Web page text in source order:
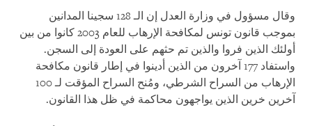
وقال مسؤول في وزارة العدل إن الـ 128 سجينا المدانين
بموجب قانون تونس لمكافحة الإرهاب للعام 2003 كانوا من بين
أولئك الذين فروا والذين تم حثهم على العودة إلى السجن.
واستفاد 177 آخرون من الذين أدينوا في إطار قانون مكافحة
الإرهاب من السراح الشرطي، ومُنح السراح المؤقت لـ 100
آخرين خرين الذين يواجهون محاكمة في ظل هذا القانون.